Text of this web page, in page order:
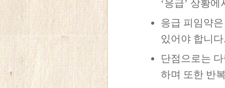
‘응급’ 상황
응급 피임약
있어야 합니
단점으로는
하며 또한 반